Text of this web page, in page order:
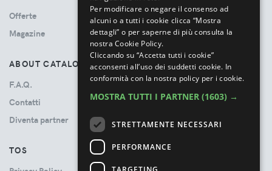
Offerte
Magazine
ABOUT CATALOVE
F.A.Q.
Contatti
Diventa partner
TOS
Per modificare o negare il consenso ad
alcuni o a tutti i cookie clicca “Mostra
dettagli” o per saperne di più consulta la
nostra Cookie Policy.
Cliccando su “Accetta tutti i cookie”
acconsenti all’uso dei suddetti cookie. In
conformità con la nostra policy per i cookie.
MOSTRA TUTTI I PARTNER (1603) →
STRETTAMENTE NECESSARI
PERFORMANCE